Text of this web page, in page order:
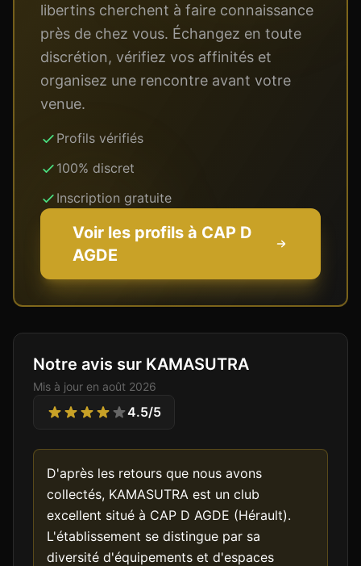
libertins cherchent à faire connaissance
près de chez vous. Échangez en toute
discrétion, vérifiez vos affinités et
organisez une rencontre avant votre
venue.
Profils vérifiés
100% discret
Inscription gratuite
Voir les profils à CAP D
AGDE
Notre avis sur KAMASUTRA
Mis à jour en août 2026
4.5/5
D'après les retours que nous avons
collectés, KAMASUTRA est un club
excellent situé à CAP D AGDE (Hérault).
L'établissement se distingue par sa
diversité d'équipements et d'espaces